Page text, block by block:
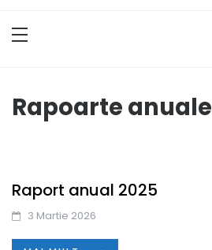
Rapoarte anuale
Raport anual 2025
3 Martie 2026